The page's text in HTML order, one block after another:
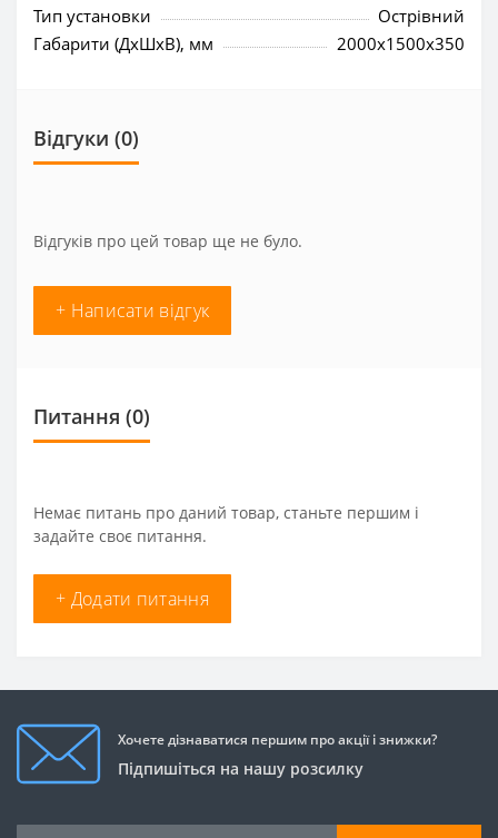
Тип установки
Острівний
Габарити (ДхШхВ), мм
2000x1500x350
Відгуки (0)
Відгуків про цей товар ще не було.
+ Написати відгук
Питання (0)
Немає питань про даний товар, станьте першим і
задайте своє питання.
+ Додати питання
Хочете дізнаватися першим про акції і знижки?
Підпишіться на нашу розсилку